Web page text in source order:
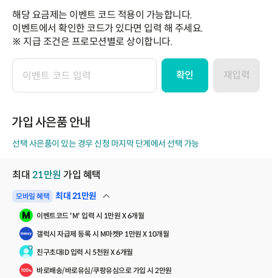
해당 요금제는 이벤트 코드 적용이 가능합니다.
이벤트에서 확인한 코드가 있다면 입력 해 주세요.
※ 지급 조건은 프로모션별로 상이합니다.
이
벤
코
확인 재입력
가입 사은품 안내
선택 사은품이 있는 경우 신청 마지막 단계에서 선택 가능
최대 21만원 가입 혜택
모바일 혜택 최대21만원
펼쳐보기
이벤트코드 'M' 입력 시 1만원 X 6개월
갤럭시 자급제 등록 시 M마켓P 1만원 X 10개월
친구초대ID 입력 시 5천원 X 6개월
바로배송/바로유심/쿠팡유심으로 가입 시 2만원